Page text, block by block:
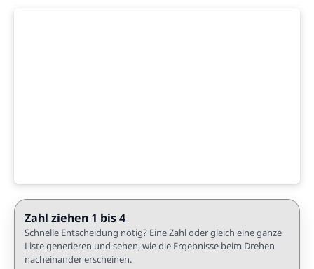
Zahl ziehen 1 bis 4
Schnelle Entscheidung nötig? Eine Zahl oder gleich eine ganze
Liste generieren und sehen, wie die Ergebnisse beim Drehen
nacheinander erscheinen.